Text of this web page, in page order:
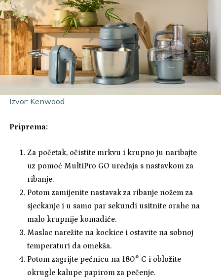
Izvor: Kenwood
Priprema:
Za početak, očistite mrkvu i krupno ju naribajte
uz pomoć MultiPro GO uređaja s nastavkom za
ribanje.
Potom zamijenite nastavak za ribanje nožem za
sjeckanje i u samo par sekundi usitnite orahe na
malo krupnije komadiće.
Maslac narežite na kockice i ostavite na sobnoj
temperaturi da omekša.
Potom zagrijte pećnicu na 180° C i obložite
okrugle kalupe papirom za pečenje.